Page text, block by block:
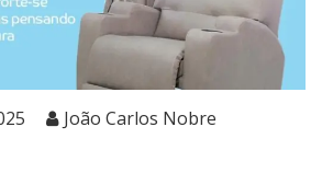
João Carlos Nobre